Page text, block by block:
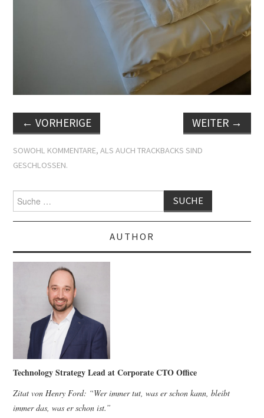
← VORHERIGE WEITER →
SOWOHL KOMMENTARE, ALS AUCH TRACKBACKS SIND
GESCHLOSSEN.
nach:
AUTHOR
Technology Strategy Lead at Corporate CTO Office
Zitat von Henry Ford: “Wer immer tut, was er schon kann, bleibt
immer das, was er schon ist.”